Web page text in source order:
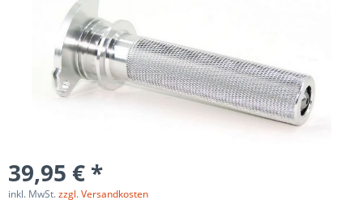
39,95 € *
inkl. MwSt.zzgl. Versandkosten